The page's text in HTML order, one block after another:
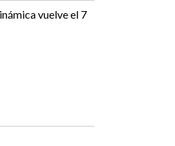
vuelve el 7